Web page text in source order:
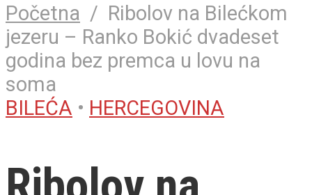
Početna / Ribolov na Bilećkom
jezeru – Ranko Bokić dvadeset
godina bez premca u lovu na
soma
BILEĆA • HERCEGOVINA